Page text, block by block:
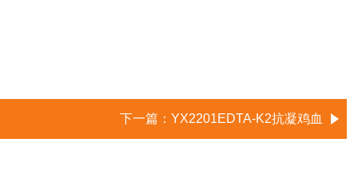
下一篇： YX2201EDTA-K2抗凝鸡血